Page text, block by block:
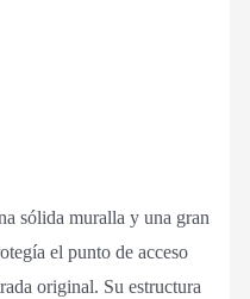
sólida muralla y una gran
el punto de acceso
original. Su estructura